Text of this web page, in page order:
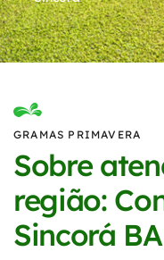
GRAMAS PRIMAVERA
Sobre
região:
Sincorá BA